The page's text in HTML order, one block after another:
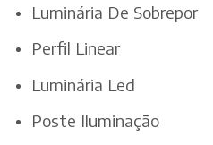
Luminária De Sobrepor
Perfil Linear
Luminária Led
Poste Iluminação